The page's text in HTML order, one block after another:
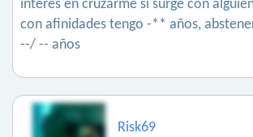
interés en cruzarme si surge con
con afinidades tengo -** años,
--/ -- años
Risk69